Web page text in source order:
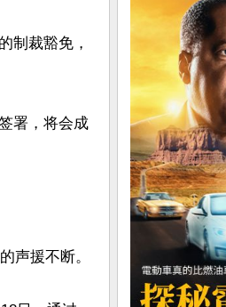
制裁豁免，
署，将会成
声援不断。